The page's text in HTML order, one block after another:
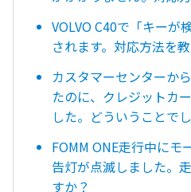
VOLVO C40で「キーが
されます。対応方法を
カスタマーセンターか
たのに、クレジットカ
した。どういうことで
FOMM ONE走行中にモ
告灯が点滅しました。
すか？